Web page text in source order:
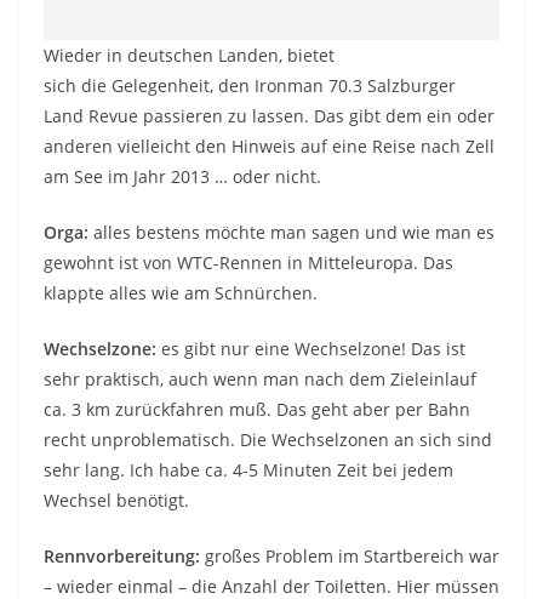
Wieder in deutschen Landen, bietet
sich die Gelegenheit, den Ironman 70.3 Salzburger
Land Revue passieren zu lassen. Das gibt dem ein oder
anderen vielleicht den Hinweis auf eine Reise nach Zell
am See im Jahr 2013 … oder nicht.
Orga: alles bestens möchte man sagen und wie man es
gewohnt ist von WTC-Rennen in Mitteleuropa. Das
klappte alles wie am Schnürchen.
Wechselzone: es gibt nur eine Wechselzone! Das ist
sehr praktisch, auch wenn man nach dem Zieleinlauf
ca. 3 km zurückfahren muß. Das geht aber per Bahn
recht unproblematisch. Die Wechselzonen an sich sind
sehr lang. Ich habe ca. 4-5 Minuten Zeit bei jedem
Wechsel benötigt.
Rennvorbereitung: großes Problem im Startbereich war
– wieder einmal – die Anzahl der Toiletten. Hier müssen